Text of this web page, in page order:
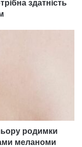
здатність
родимки
меланоми